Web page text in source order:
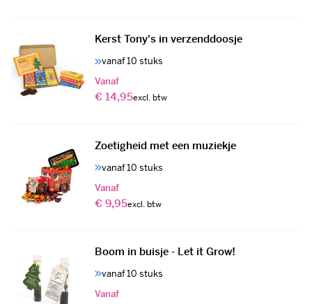
Kerst Tony's in verzenddoosje
vanaf 10 stuks
Vanaf
€ 14,95
Zoetigheid met een muziekje
vanaf 10 stuks
Vanaf
€ 9,95
Boom in buisje - Let it Grow!
vanaf 10 stuks
Vanaf